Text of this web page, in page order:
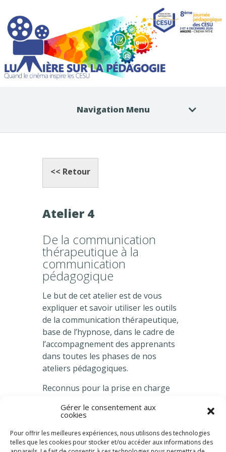
Gérer le consentement aux
cookies
Pour offrir les meilleures expériences, nous utilisons des technologies
telles que les cookies pour stocker et/ou accéder aux informations des
Navigation Menu
<< Retour
Atelier 4
De la communication
thérapeutique à la
communication
pédagogique
Le but de cet atelier est de vous
expliquer et savoir utiliser les outils
de la communication thérapeutique,
base de l’hypnose, dans le cadre de
l’accompagnement des apprenants
dans toutes les phases de nos
ateliers pédagogiques.
Reconnus pour la prise en charge
mieux-être du soignant, ces outils,
reconnaissance de l’état de
conscience, les différents langages